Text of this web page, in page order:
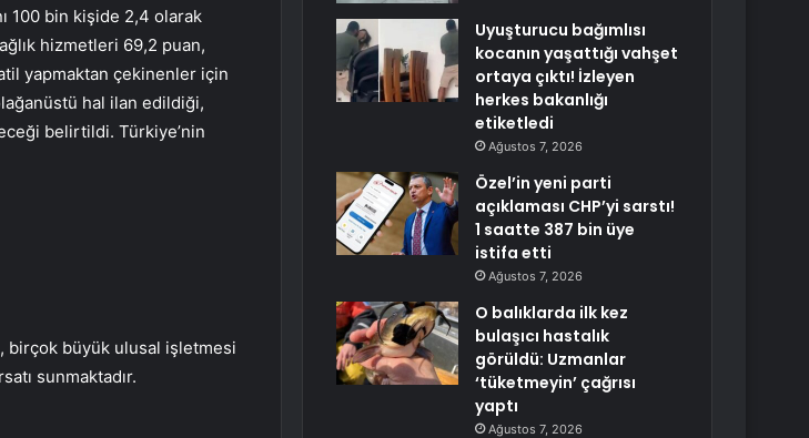
100 bin kişide 2,4 olarak
hizmetleri 69,2 puan,
yapmaktan çekinenler için
hal ilan edildiği,
belirtildi. Türkiye’nin
birçok büyük ulusal işletmesi
sunmaktadır.
Uyuşturucu bağımlısı
kocanın yaşattığı vahşet
ortaya çıktı! İzleyen
herkes bakanlığı
etiketledi
Ağustos 7, 2026
Özel’in yeni parti
açıklaması CHP’yi sarstı!
1 saatte 387 bin üye
istifa etti
Ağustos 7, 2026
O balıklarda ilk kez
bulaşıcı hastalık
görüldü: Uzmanlar
‘tüketmeyin’ çağrısı
yaptı
Ağustos 7, 2026